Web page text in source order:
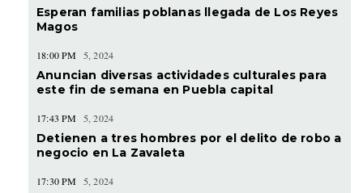
Esperan familias poblanas llegada de Los Reyes
Magos
18:00 PM 5, 2024
Anuncian diversas actividades culturales para
este fin de semana en Puebla capital
17:43 PM 5, 2024
Detienen a tres hombres por el delito de robo a
negocio en La Zavaleta
17:30 PM 5, 2024